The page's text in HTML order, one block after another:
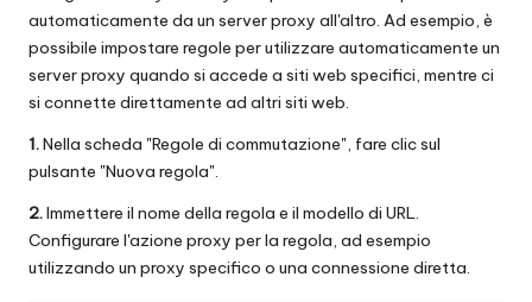
automaticamente da un server proxy all'altro. Ad esempio, è
possibile impostare regole per utilizzare automaticamente un
server proxy quando si accede a siti web specifici, mentre ci
si connette direttamente ad altri siti web.
1.Nella scheda "Regole di commutazione", fare clic sul
pulsante "Nuova regola".
2.Immettere il nome della regola e il modello di URL.
Configurare l'azione proxy per la regola, ad esempio
utilizzando un proxy specifico o una connessione diretta.